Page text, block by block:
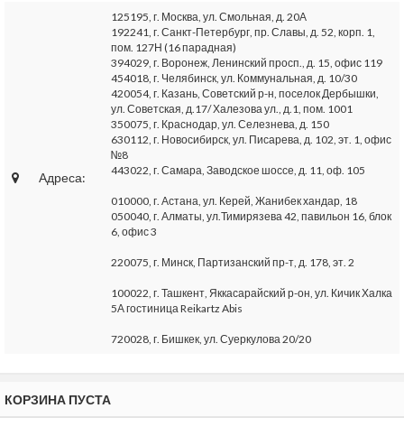
Адреса:
125195, г. Москва, ул. Смольная, д. 20А
192241, г. Санкт-Петербург, пр. Славы, д. 52, корп. 1,
пом. 127Н (16 парадная)
394029, г. Воронеж, Ленинский просп., д. 15, офис 119
454018, г. Челябинск, ул. Коммунальная, д. 10/30
420054, г. Казань, Советский р-н, поселок Дербышки,
ул. Советская, д.17/ Халезова ул., д.1, пом. 1001
350075, г. Краснодар, ул. Селезнева, д. 150
630112, г. Новосибирск, ул. Писарева, д. 102, эт. 1, офис
№8
443022, г. Самара, Заводское шоссе, д. 11, оф. 105
010000, г. Астана, ул. Керей, Жанибек хандар, 18
050040, г. Алматы, ул.Тимирязева 42, павильон 16, блок
6, офис 3
220075, г. Минск, Партизанский пр-т, д. 178, эт. 2
100022, г. Ташкент, Яккасарайский р-он, ул. Кичик Халка
5А гостиница Reikartz Abis
720028, г. Бишкек, ул. Суеркулова 20/20
КОРЗИНА ПУСТА